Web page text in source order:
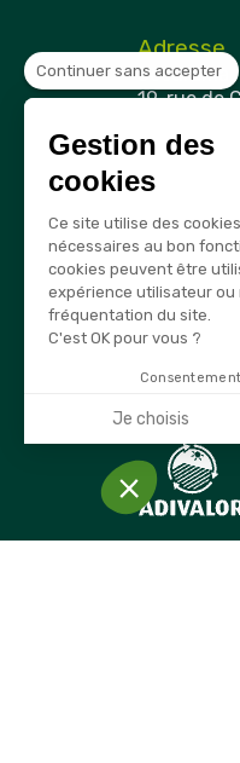
Adresse
Securama
19, rue de
21850
France
Téléphone
03 80 74
E-mail
Continuer sans accepter
Gestion des
cookies
Ce site utilise des cookies
nécessaires au bon
cookies peuvent être
expérience utilisateur
fréquentation du site.
C'est OK pour vous ?
Je choisis
Axeptio consent
Plateforme de Gestion
Notre plateforme